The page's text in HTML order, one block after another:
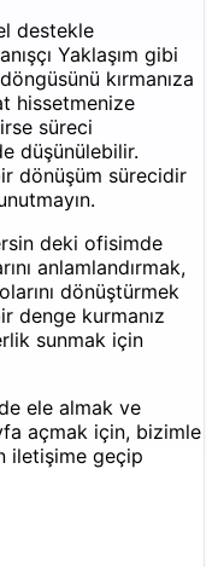
destekle
Yaklaşım gibi
kırmanıza
hissetmenize
süreci
düşünülebilir.
dönüşüm sürecidir
deki ofisimde
anlamlandırmak,
dönüştürmek
denge kurmanız
sunmak için
ele almak ve
açmak için, bizimle
iletişime geçip